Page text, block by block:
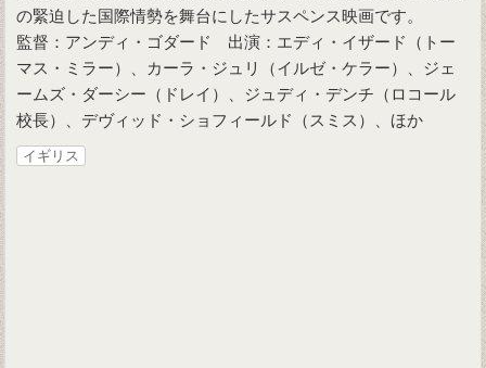
の緊迫した国際情勢を舞台にしたサスペンス映画です。
監督：アンディ・ゴダード 出演：エディ・イザード（トー
マス・ミラー）、カーラ・ジュリ（イルゼ・ケラー）、ジェ
ームズ・ダーシー（ドレイ）、ジュディ・デンチ（ロコール
校長）、デヴィッド・ショフィールド（スミス）、ほか
イギリス